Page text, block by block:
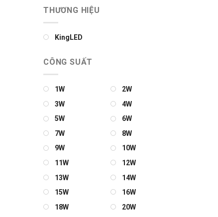
THƯƠNG HIỆU
KingLED
CÔNG SUẤT
1W
2W
3W
4W
5W
6W
7W
8W
9W
10W
11W
12W
13W
14W
15W
16W
18W
20W